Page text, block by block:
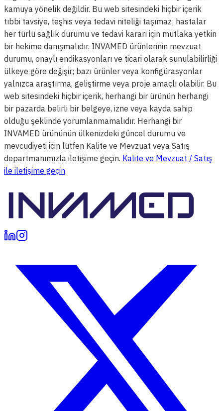
kamuya yönelik değildir. Bu web sitesindeki hiçbir içerik
tıbbi tavsiye, teşhis veya tedavi niteliği taşımaz; hastalar
her türlü sağlık durumu ve tedavi kararı için mutlaka yetkin
bir hekime danışmalıdır. INVAMED ürünlerinin mevzuat
durumu, onaylı endikasyonları ve ticari olarak sunulabilirliği
ülkeye göre değişir; bazı ürünler veya konfigürasyonlar
yalnızca araştırma, geliştirme veya proje amaçlı olabilir. Bu
web sitesindeki hiçbir içerik, herhangi bir ürünün herhangi
bir pazarda belirli bir belgeye, izne veya kayda sahip
olduğu şeklinde yorumlanmamalıdır. Herhangi bir
INVAMED ürününün ülkenizdeki güncel durumu ve
mevcudiyeti için lütfen Kalite ve Mevzuat veya Satış
departmanımızla iletişime geçin. Kalite ve Mevzuat / Satış
ile iletişime geçin